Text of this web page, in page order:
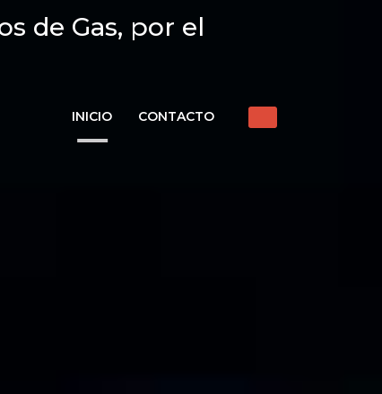
de Gas, por el
INICIO CONTACTO